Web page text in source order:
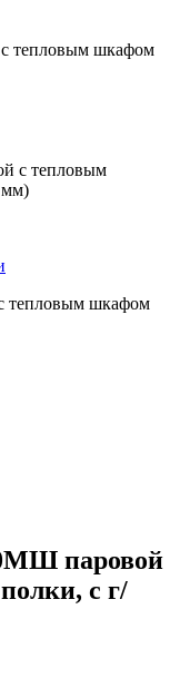
тепловым шкафом
с тепловым
мм)
шкафом
паровой
с г/